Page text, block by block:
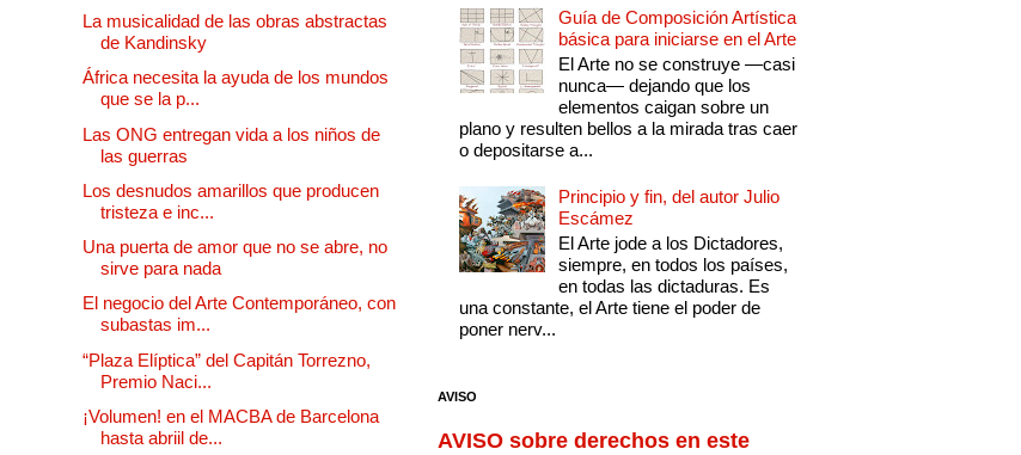
La musicalidad de las obras abstractas
de Kandinsky
África necesita la ayuda de los mundos
que se la p...
Las ONG entregan vida a los niños de
las guerras
Los desnudos amarillos que producen
tristeza e inc...
Una puerta de amor que no se abre, no
sirve para nada
El negocio del Arte Contemporáneo, con
subastas im...
“Plaza Elíptica” del Capitán Torrezno,
Premio Naci...
¡Volumen! en el MACBA de Barcelona
hasta abriil de...
Guía de Composición Artística
básica para iniciarse en el Arte
El Arte no se construye —casi
nunca— dejando que los
elementos caigan sobre un
plano y resulten bellos a la mirada tras caer
o depositarse a...
Principio y fin, del autor Julio
Escámez
El Arte jode a los Dictadores,
siempre, en todos los países,
en todas las dictaduras. Es
una constante, el Arte tiene el poder de
poner nerv...
AVISO
AVISO sobre derechos en este